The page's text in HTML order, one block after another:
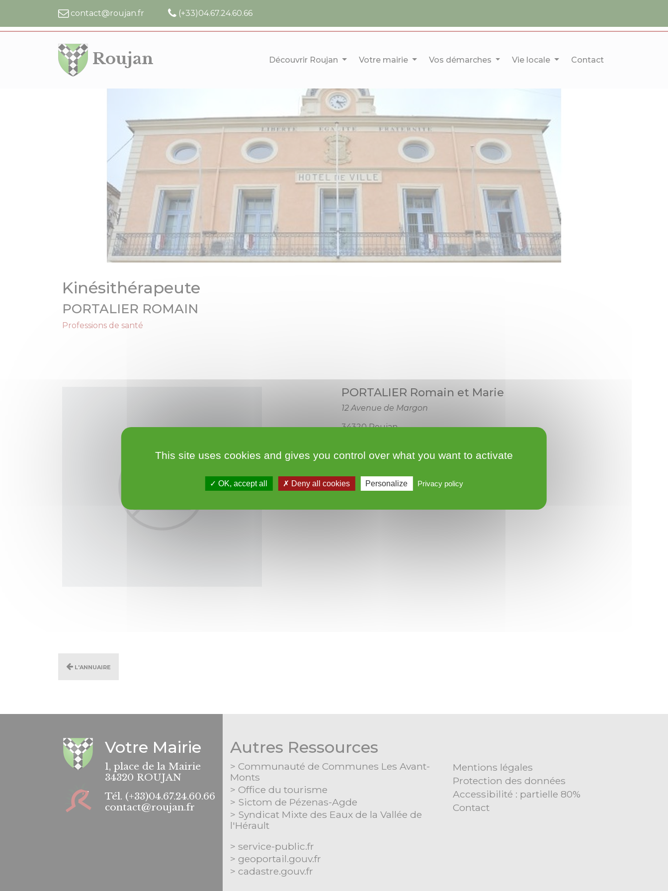
contact@roujan.fr (+33)04.67.24.60.66
Roujan Découvrir Roujan Votre mairie Vos démarches Vie locale Contact
Kinésithérapeute
PORTALIER ROMAIN
Professions de santé
PORTALIER Romain et Marie
12 Avenue de Margon
34320 Roujan
L'annuaire
Votre Mairie
1, place de la Mairie
34320 ROUJAN
Tél. (+33)04.67.24.60.66
contact@roujan.fr
Autres Ressources
Communauté de Communes Les Avant-
Monts
Office du tourisme
Sictom de Pézenas-Agde
Syndicat Mixte des Eaux de la Vallée de
l'Hérault
Séparateur
service-public.fr
geoportail.gouv.fr
cadastre.gouv.fr
Mentions légales
Protection des données
Accessibilité : partielle 80%
Contact
This site uses cookies and gives you control over what you want to activate
OK, accept all Deny all cookies Personalize Privacy policy